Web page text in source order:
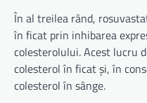
În al treilea rând,
în ficat prin inhibarea
colesterolului. Acest lucru
colesterol în ficat și, în
colesterol în sânge.